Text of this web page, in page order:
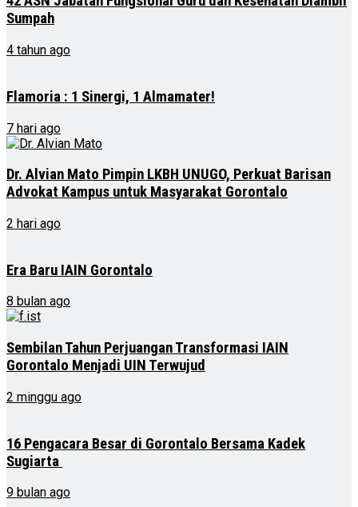
Sumpah
4 tahun ago
Flamoria : 1 Sinergi, 1 Almamater!
7 hari ago
Dr. Alvian Mato Pimpin LKBH UNUGO, Perkuat Barisan
Advokat Kampus untuk Masyarakat Gorontalo
2 hari ago
Era Baru IAIN Gorontalo
8 bulan ago
Sembilan Tahun Perjuangan Transformasi IAIN
Gorontalo Menjadi UIN Terwujud
2 minggu ago
16 Pengacara Besar di Gorontalo Bersama Kadek
Sugiarta
9 bulan ago